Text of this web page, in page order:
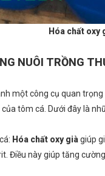
Hóa chất oxy
NUÔI TRỒNG
một công cụ quan
tôm cá. Dưới đây là
Hóa chất oxy giàgiúp
Điều này giúp tăng